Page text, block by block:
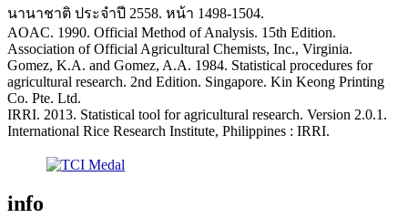
นานาชาติ ประจำปี 2558. หน้า 1498-1504.
AOAC. 1990. Official Method of Analysis. 15th Edition.
Association of Official Agricultural Chemists, Inc., Virginia.
Gomez, K.A. and Gomez, A.A. 1984. Statistical procedures for
agricultural research. 2nd Edition. Singapore. Kin Keong Printing
Co. Pte. Ltd.
IRRI. 2013. Statistical tool for agricultural research. Version 2.0.1.
International Rice Research Institute, Philippines : IRRI.
info